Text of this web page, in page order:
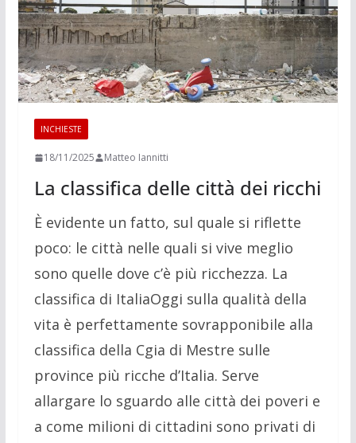
INCHIESTE
18/11/2025 Matteo Iannitti
La classifica delle città dei ricchi
È evidente un fatto, sul quale si riflette
poco: le città nelle quali si vive meglio
sono quelle dove c’è più ricchezza. La
classifica di ItaliaOggi sulla qualità della
vita è perfettamente sovrapponibile alla
classifica della Cgia di Mestre sulle
province più ricche d’Italia. Serve
allargare lo sguardo alle città dei poveri e
a come milioni di cittadini sono privati di